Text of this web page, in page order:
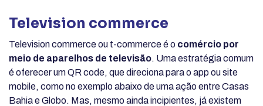
Television commerce
Television commerce ou t-commerce é o comércio por
meio de aparelhos de televisão. Uma estratégia comum
é oferecer um QR code, que direciona para o app ou site
mobile, como no exemplo abaixo de uma ação entre Casas
Bahia e Globo. Mas, mesmo ainda incipientes, já existem